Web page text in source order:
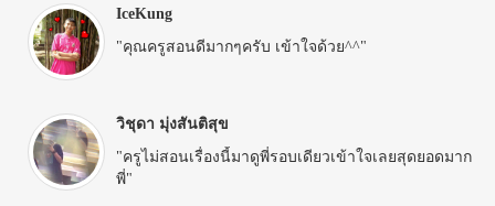
IceKung
"คุณครูสอนดีมากๆครับ เข้าใจด้วย^^"
วิชุดา มุ่งสันติสุข
"ครูไม่สอนเรื่องนี้มาดูพี่รอบเดียวเข้าใจเลยสุดยอดมาก
พี่"